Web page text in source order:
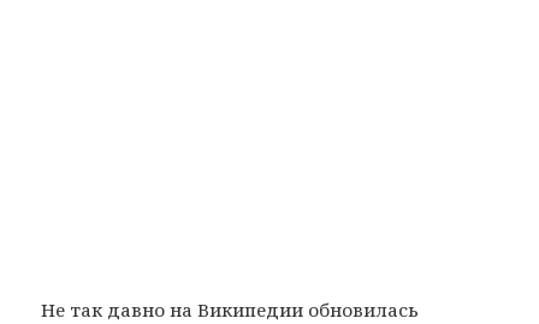
Не так давно на Википедии обновилась